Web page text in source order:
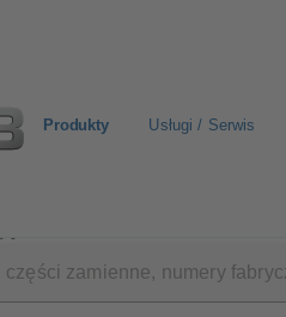
Produkty Usługi / Serwis